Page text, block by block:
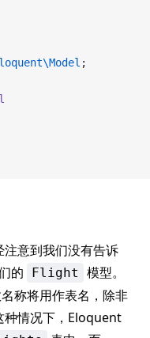
;
意到我们没有告诉
的
Flight
模型。
称将用作表名，除非
种情况下，Eloquent